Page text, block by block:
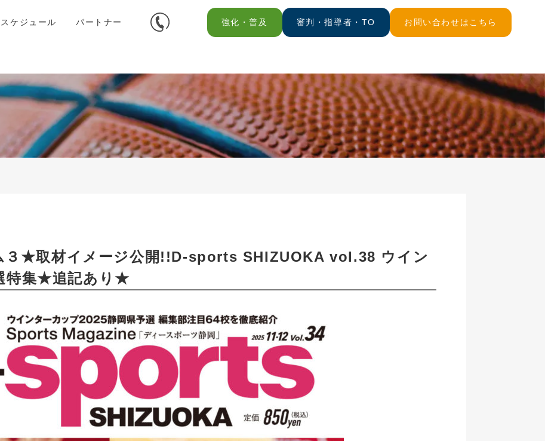
スケジュール パートナー 強化・普及 審判・指導者・TO お問い合わせはこちら
３★取材イメージ公開!!D-sports SHIZUOKA vol.38 ウイン
特集★追記あり★